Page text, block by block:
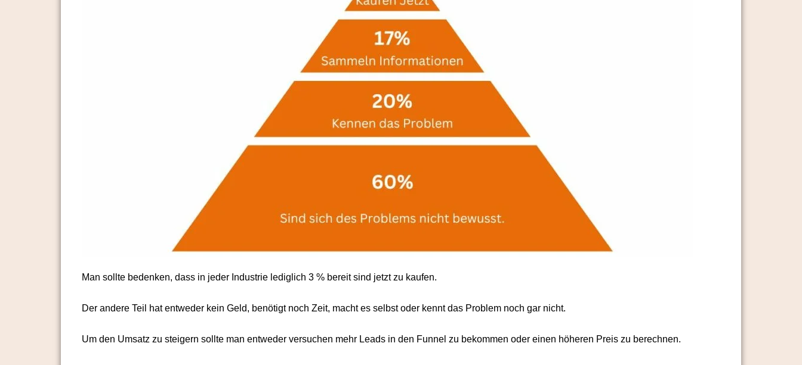
Man sollte bedenken, dass in jeder Industrie lediglich 3 % bereit sind jetzt zu kaufen.
Der andere Teil hat entweder kein Geld, benötigt noch Zeit, macht es selbst oder kennt das Problem noch gar nicht.
Um den Umsatz zu steigern sollte man entweder versuchen mehr Leads in den Funnel zu bekommen oder einen höheren Preis zu berechnen.